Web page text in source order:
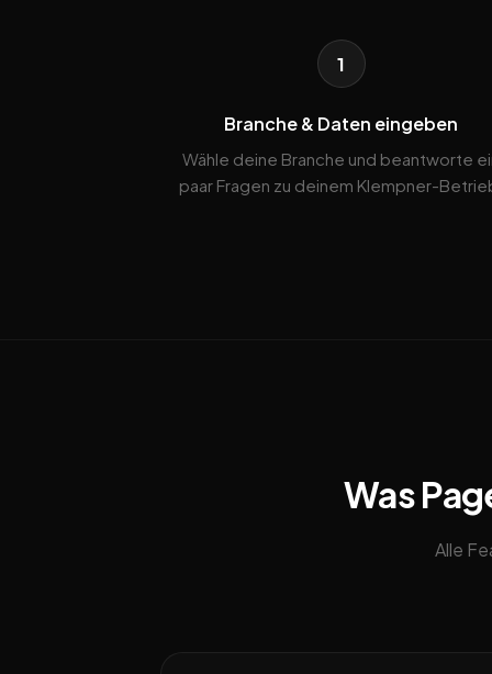
1
Branche & Daten eingeben
Wähle deine Branche und beantworte
paar Fragen zu deinem Klempner-
Was
Alle